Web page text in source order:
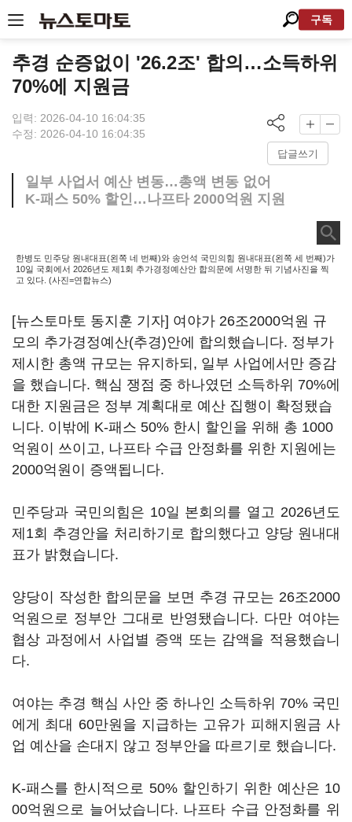
구독
추경 순증없이 '26.2조' 합의…소득하위
70%에 지원금
입력: 2026-04-10 16:04:35
수정: 2026-04-10 16:04:35
답글쓰기
일부 사업서 예산 변동…총액 변동 없어
K-패스 50% 할인…나프타 2000억원 지원
한병도 민주당 원내대표(왼쪽 네 번째)와 송언석 국민의힘 원내대표(왼쪽 세 번째)가
10일 국회에서 2026년도 제1회 추가경정예산안 합의문에 서명한 뒤 기념사진을 찍
고 있다. (사진=연합뉴스)
[뉴스토마토 동지훈 기자] 여야가 26조2000억원 규
모의 추가경정예산(추경)안에 합의했습니다. 정부가
제시한 총액 규모는 유지하되, 일부 사업에서만 증감
을 했습니다. 핵심 쟁점 중 하나였던 소득하위 70%에
대한 지원금은 정부 계획대로 예산 집행이 확정됐습
니다. 이밖에 K-패스 50% 한시 할인을 위해 총 1000
억원이 쓰이고, 나프타 수급 안정화를 위한 지원에는
2000억원이 증액됩니다.
민주당과 국민의힘은 10일 본회의를 열고 2026년도
제1회 추경안을 처리하기로 합의했다고 양당 원내대
표가 밝혔습니다.
양당이 작성한 합의문을 보면 추경 규모는 26조2000
억원으로 정부안 그대로 반영됐습니다. 다만 여야는
협상 과정에서 사업별 증액 또는 감액을 적용했습니
다.
여야는 추경 핵심 사안 중 하나인 소득하위 70% 국민
에게 최대 60만원을 지급하는 고유가 피해지원금 사
업 예산을 손대지 않고 정부안을 따르기로 했습니다.
K-패스를 한시적으로 50% 할인하기 위한 예산은 10
00억원으로 늘어났습니다. 나프타 수급 안정화를 위